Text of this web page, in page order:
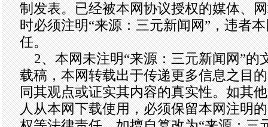
制发表。已经被本网协议授权的媒体、
时必须注明“来源：三元新闻网”，违者
任。
2、本网未注明“来源：三元新闻网”的
载稿，本网转载出于传递更多信息之目
同其观点或证实其内容的真实性。如其
人从本网下载使用，必须保留本网注明